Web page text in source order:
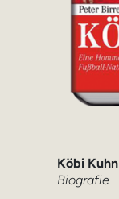
Köbi Kuhn
Biografie